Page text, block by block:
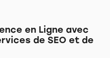
en Ligne avec
de SEO et de